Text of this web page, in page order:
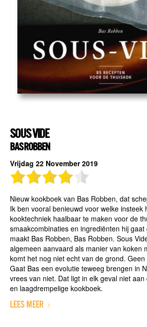
SOUS VIDE
BAS ROBBEN
Vrijdag 22 November 2019
Nieuw kookboek van Bas Robben, dat
Ik ben vooral benieuwd voor welke insteek
kooktechniek haalbaar te maken voor de
smaakcombinaties en ingrediënten hij gaat
maakt Bas Robben, Bas Robben. Sous
algemeen aanvaard als manier van koken
komt het nog niet echt van de grond.
Gaat Bas een evolutie teweeg brengen in
vrees van niet. Dat ligt in elk geval niet
en laagdrempelige kookboek.
LEES MEER